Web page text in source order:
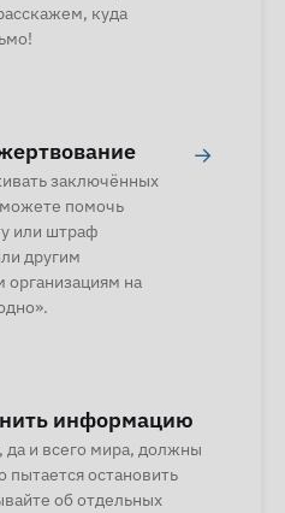
куда
заключённых
помочь
или штраф
другим
на
→
информацию
и всего мира, должны
пытается остановить
об отдельных